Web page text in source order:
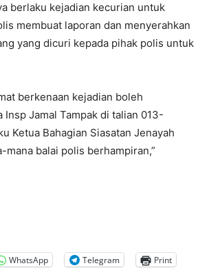
berlaku kejadian kecurian untuk
membuat laporan dan menyerahkan
yang dicuri kepada pihak polis untuk
berkenaan kejadian boleh
Insp Jamal Tampak di talian 013-
Ketua Bahagian Siasatan Jenayah
mana balai polis berhampiran,”
WhatsApp Telegram Print